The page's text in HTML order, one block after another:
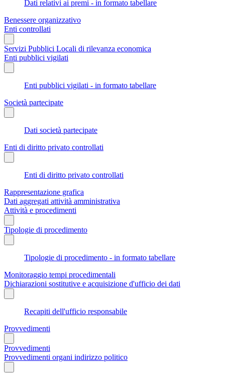
Dati relativi ai premi - in formato tabellare
Benessere organizzativo
Enti controllati
Servizi Pubblici Locali di rilevanza economica
Enti pubblici vigilati
Enti pubblici vigilati - in formato tabellare
Società partecipate
Dati società partecipate
Enti di diritto privato controllati
Enti di diritto privato controllati
Rappresentazione grafica
Dati aggregati attività amministrativa
Attività e procedimenti
Tipologie di procedimento
Tipologie di procedimento - in formato tabellare
Monitoraggio tempi procedimentali
Dichiarazioni sostitutive e acquisizione d'ufficio dei dati
Recapiti dell'ufficio responsabile
Provvedimenti
Provvedimenti
Provvedimenti organi indirizzo politico